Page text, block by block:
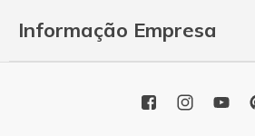
Informação Empresa